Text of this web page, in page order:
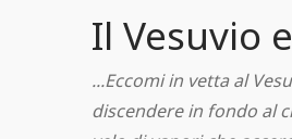
Il Vesuvio
...Eccomi in vetta al
discendere in fondo al